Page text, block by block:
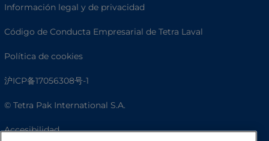
Información legal y de privacidad
Código de Conducta Empresarial de Tetra Laval
Política de cookies
沪ICP备17056308号-1
© Tetra Pak International S.A.
Accesibilidad